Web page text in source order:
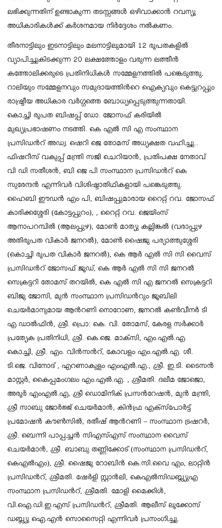
ലഭിക്കുന്നതിന് ഉണ്ടാകുന്ന തടസ്സങ്ങള്‍ ഒഴിവാക്കാന്‍ റവന്യൂ
അധികാരികള്‍ക്ക് കര്‍ശനമായ നിര്‍ദ്ദേശം നല്‍കണം.
തീരനാട്ടിലും ഇടനാട്ടിലും മലനാട്ടിലുമായി 12 രൂപതകളില്‍
വ്യാപിച്ചുകിടക്കുന്ന 20 ലക്ഷത്തോളം വരുന്ന ലത്തീന്‍
കത്തോലിക്കരുടെ പ്രതിനിധികള്‍ സമ്മേളനത്തില്‍ പങ്കെടുത്തു.
റാലിയും സമ്മേളനവും സമുദായത്തിന്‍റെ ഐക്യവും കെട്ടുറപ്പും
രാഷ്ട്രീയ അധികാര വര്‍ഗ്ഗത്തെ ബോധ്യപ്പെടുത്തുന്നതായി.
കൊച്ചി രൂപത ബിഷപ്പ് ഡോ. ജോസഫ് കരിയില്‍
മുഖ്യപ്രഭാഷണം നടത്തി. കെ എല്‍ സി എ സംസ്ഥാന
പ്രസിഡന്‍റ് അഡ്വ. ഷെറി ജെ തോമസ് അധ്യക്ഷത വഹിച്ചു..
ഫിഷറീസ് വകുപ്പ് മന്ത്രി സജി ചെറിയാന്‍, പ്രതിപക്ഷ നേതാവ്
വി ഡി സതീശന്‍, ബി ജെ പി സംസ്ഥാന പ്രസിഡന്‍റ് കെ
സുരേന്ദന്‍ എന്നിവര്‍ വിശിഷ്ടാതിഥികളായി പങ്കെടുത്തു.
ഹൈബി ഈഡന്‍ എം പി, ബിഷപ്പുമാരായ റൈറ്റ് റവ. ജോസഫ്
കാരിക്കശ്ശേരി (കോട്ടപ്പുറം), , റൈറ്റ് റവ. ജെയിംസ്
ആനാപറമ്പില്‍ (ആലപ്പുഴ), മോണ്‍ മാത്യു കല്ലിങ്കല്‍ (വരാപ്പുഴ
അതിരൂപത വികാര്‍ ജനറല്‍), മോണ്‍ ഷൈജു പര്യാത്തുശ്ശേരി
(കൊച്ചി രൂപത വികാര്‍ ജനറല്‍), കെ ആര്‍ എല്‍ സി സി വൈസ്
പ്രസിഡന്‍റ് ജോസഫ് ജൂഡ്, കെ ആര്‍ എല്‍ സി സി ജനറല്‍
സെക്രട്ടറി തോമസ് തറയില്‍, കെ എല്‍ സി എ ജനറല്‍ സെക്രട്ടറി
ബിജു ജോസി, മുന്‍ സംസ്ഥാന പ്രസിഡന്‍റും ജൂബിലി
ചെയര്‍മാനുമായ ആന്‍റണി നൊറോണ, ജനറല്‍ കണ്‍വീനര്‍ ടി
എ ഡാല്‍ഫിന്‍, ശ്രീ. പ്രൊ: കെ. വി. തോമസ്, കേരള സര്‍ക്കാര്‍
പ്രത്യേക പ്രതിനിധി, ശ്രീ. കെ.ജെ. മാക്സി, എം.എല്‍.എ.
കൊച്ചി, ശ്രീ. എം. വിന്‍സന്‍റ്, കോവളം എം.എല്‍.എ. ശീ.
ടി.ജെ. വിനോദ് , എറണാകുളം എംഎല്‍.എ., ശ്രീ. ഇ.ടി. ടൈസന്‍
മാസ്റ്റര്‍, കൈപ്പമംഗലം എം.എല്‍.എ. , ശ്രീമതി. ദലീമ ജോജൊ,
അരൂര്‍ എംഎല്‍.എ, ശ്രീ ഡൊമിനിക് പ്രസന്‍റേഷന്‍, മുന്‍ മന്ത്രി,
ശ്രീ സാബു ജോര്‍ജ്ജ് ചെയര്‍മാന്‍, കിന്‍ഫ്ര എക്സ്പോര്‍ട്ട്
പ്രമോഷന്‍ കൗണ്‍സില്‍, രതീഷ് ആന്‍റണി – സംസ്ഥാന ട്രഷറര്‍,
ശ്രീ. ബെന്നി പാപ്പച്ചന്‍ സിഎസ്എസ് സംസ്ഥാന വൈസ്
ചെയര്‍മാന്‍, ശ്രീ. ബാബു തണ്ണിക്കോട് (സംസ്ഥാന പ്രസിഡന്‍റ്,
കെഎല്‍എം), ശ്രീ. ഷൈജു റോബിന്‍ കെ.സി.വൈ എം, ലാറ്റിന്‍
പ്രസിഡന്‍റ്, ശ്രീമതി. ഷേര്‍ളി സ്റ്റാന്‍ലി, കെഎല്‍സിഡബ്ല്യുഎ
സംസ്ഥാന പ്രസിഡന്‍റ്, ശ്രീമതി. മോളി മൈക്കിള്‍,
വി.ഐ.ഡി.ഇ.എസ് പ്രസിഡന്‍റ്, ശ്രീമതി. ആലീസ് ലൂക്കോസ്
ഡബ്ല്യു ഐ.എന്‍ സൊസൈറ്റി എന്നിവര്‍ പ്രസംഗിച്ചു.